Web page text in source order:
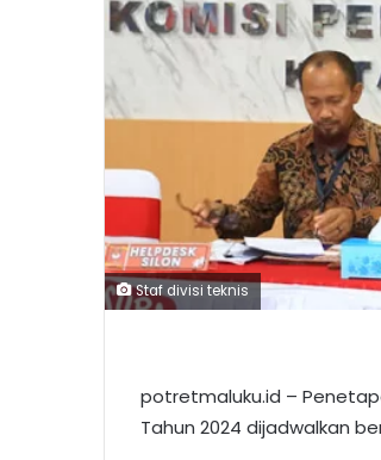
Staf divisi teknis
potretmaluku.id –
Tahun 2024 dijadwalkan